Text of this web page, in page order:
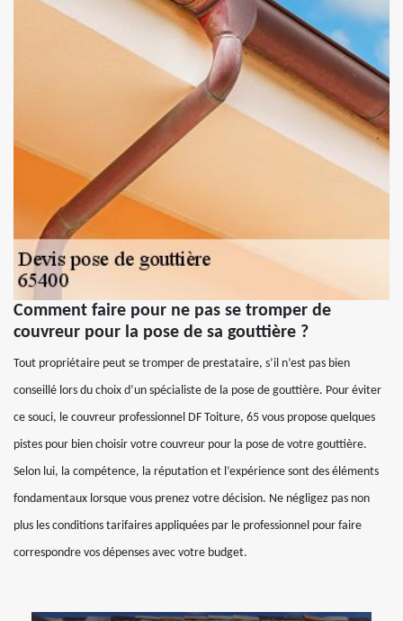
Comment faire pour ne pas se tromper de
couvreur pour la pose de sa gouttière ?
Tout propriétaire peut se tromper de prestataire, s’il n’est pas bien
conseillé lors du choix d’un spécialiste de la pose de gouttière. Pour éviter
ce souci, le couvreur professionnel DF Toiture, 65 vous propose quelques
pistes pour bien choisir votre couvreur pour la pose de votre gouttière.
Selon lui, la compétence, la réputation et l’expérience sont des éléments
fondamentaux lorsque vous prenez votre décision. Ne négligez pas non
plus les conditions tarifaires appliquées par le professionnel pour faire
correspondre vos dépenses avec votre budget.